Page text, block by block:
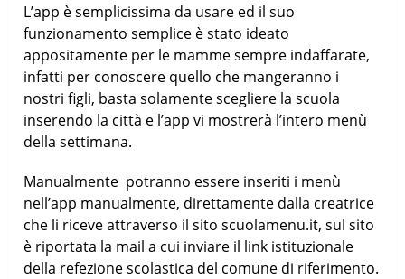
L’app è semplicissima da usare ed il suo
funzionamento semplice è stato ideato
appositamente per le mamme sempre indaffarate,
infatti per conoscere quello che mangeranno i
nostri figli, basta solamente scegliere la scuola
inserendo la città e l’app vi mostrerà l’intero menù
della settimana.
Manualmente potranno essere inseriti i menù
nell’app manualmente, direttamente dalla creatrice
che li riceve attraverso il sito scuolamenu.it, sul sito
è riportata la mail a cui inviare il link istituzionale
della refezione scolastica del comune di riferimento.